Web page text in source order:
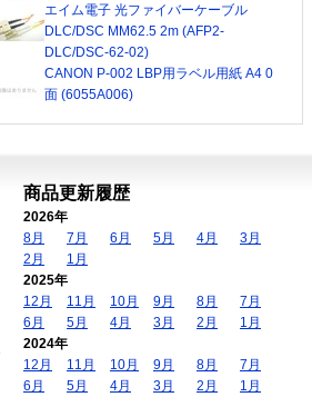
エイム電子 光ファイバーケーブル
DLC/DSC MM62.5 2m (AFP2-
DLC/DSC-62-02)
CANON P-002 LBP用ラベル用紙 A4 0
面 (6055A006)
商品更新履歴
2026年
8月
7月 6月 5月 4月
3月
2月
1月
2025年
12月
11月 10月 9月 8月
7月
6月
5月 4月 3月 2月
1月
2024年
12月
11月 10月 9月 8月
7月
6月
5月 4月 3月 2月
1月